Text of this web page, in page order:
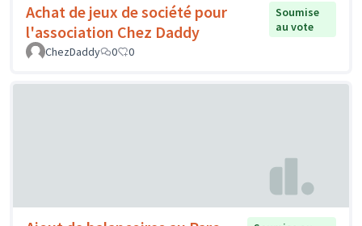
Achat de jeux de société pour
l'association Chez Daddy
Soumise
au vote
ChezDaddy
0 0